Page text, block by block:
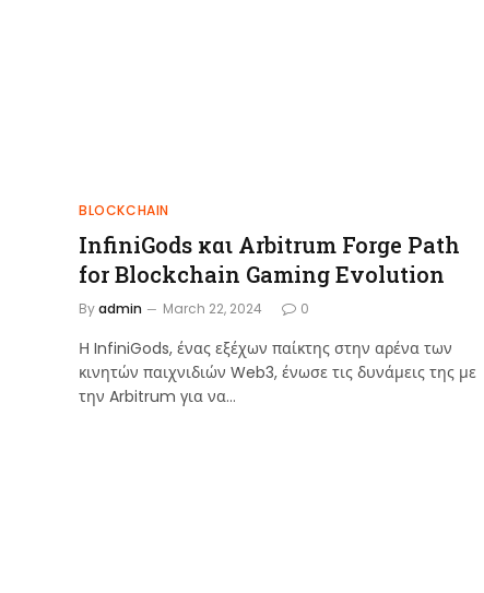
BLOCKCHAIN
InfiniGods και Arbitrum Forge Path
for Blockchain Gaming Evolution
Byadmin March 22, 2024 0
Η InfiniGods, ένας εξέχων παίκτης στην αρένα των
κινητών παιχνιδιών Web3, ένωσε τις δυνάμεις της με
την Arbitrum για να…